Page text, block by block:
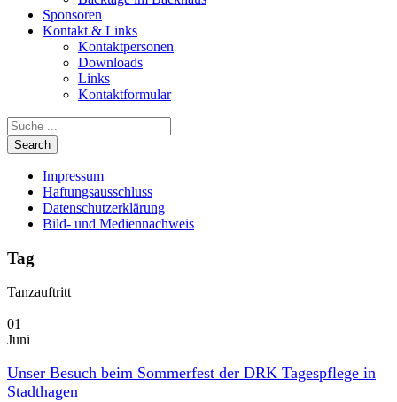
Sponsoren
Kontakt & Links
Kontaktpersonen
Downloads
Links
Kontaktformular
Impressum
Haftungsausschluss
Datenschutzerklärung
Bild- und Mediennachweis
Tag
Tanzauftritt
01
Juni
Unser Besuch beim Sommerfest der DRK Tagespflege in
Stadthagen